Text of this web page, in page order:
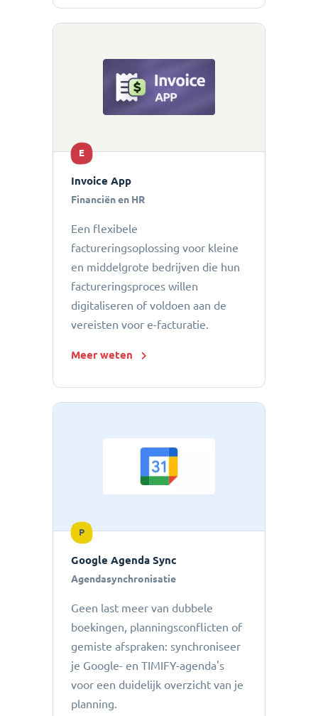
E
Invoice App
Financiën en HR
Een flexibele
factureringsoplossing voor kleine
en middelgrote bedrijven die hun
factureringsproces willen
digitaliseren of voldoen aan de
vereisten voor e-facturatie.
Meer weten
P
Google Agenda Sync
Agendasynchronisatie
Geen last meer van dubbele
boekingen, planningsconflicten of
gemiste afspraken: ​​synchroniseer
je Google- en TIMIFY-agenda's
voor een duidelijk overzicht van je
planning.